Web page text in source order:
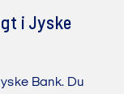
i Jyske
Bank. Du